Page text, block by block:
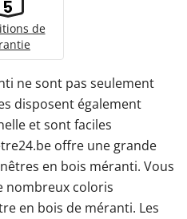
de
ne sont pas seulement
disposent également
et sont faciles
offre une grande
en bois méranti. Vous
nombreux coloris
en bois de méranti. Les